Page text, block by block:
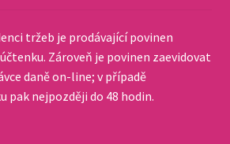
tržeb je prodávající povinen
Zároveň je povinen zaevidovat
daně on-line; v případě
pak nejpozději do 48 hodin.